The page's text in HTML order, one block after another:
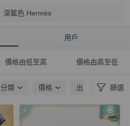
深藍色 Hermès
用戶
價格由低至高 價格由高至低
分類 價格 出貨地點 篩選